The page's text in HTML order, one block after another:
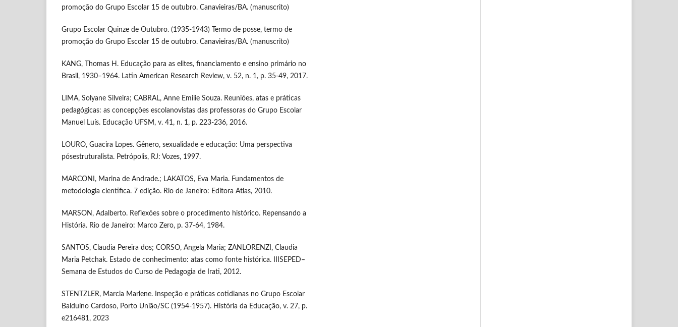
promoção do Grupo Escolar 15 de outubro. Canavieiras/BA. (manuscrito)
Grupo Escolar Quinze de Outubro. (1935-1943) Termo de posse, termo de
promoção do Grupo Escolar 15 de outubro. Canavieiras/BA. (manuscrito)
KANG, Thomas H. Educação para as elites, financiamento e ensino primário no
Brasil, 1930–1964. Latin American Research Review, v. 52, n. 1, p. 35-49, 2017.
LIMA, Solyane Silveira; CABRAL, Anne Emilie Souza. Reuniões, atas e práticas
pedagógicas: as concepções escolanovistas das professoras do Grupo Escolar
Manuel Luís. Educação UFSM, v. 41, n. 1, p. 223-236, 2016.
LOURO, Guacira Lopes. Gênero, sexualidade e educação: Uma perspectiva
pósestruturalista. Petrópolis, RJ: Vozes, 1997.
MARCONI, Marina de Andrade.; LAKATOS, Eva Maria. Fundamentos de
metodologia cientifica. 7 edição. Rio de Janeiro: Editora Atlas, 2010.
MARSON, Adalberto. Reflexões sobre o procedimento histórico. Repensando a
História. Rio de Janeiro: Marco Zero, p. 37-64, 1984.
SANTOS, Claudia Pereira dos; CORSO, Angela Maria; ZANLORENZI, Claudia
Maria Petchak. Estado de conhecimento: atas como fonte histórica. IIISEPED–
Semana de Estudos do Curso de Pedagogia de Irati, 2012.
STENTZLER, Marcia Marlene. Inspeção e práticas cotidianas no Grupo Escolar
Balduíno Cardoso, Porto União/SC (1954-1957). História da Educação, v. 27, p.
e216481, 2023